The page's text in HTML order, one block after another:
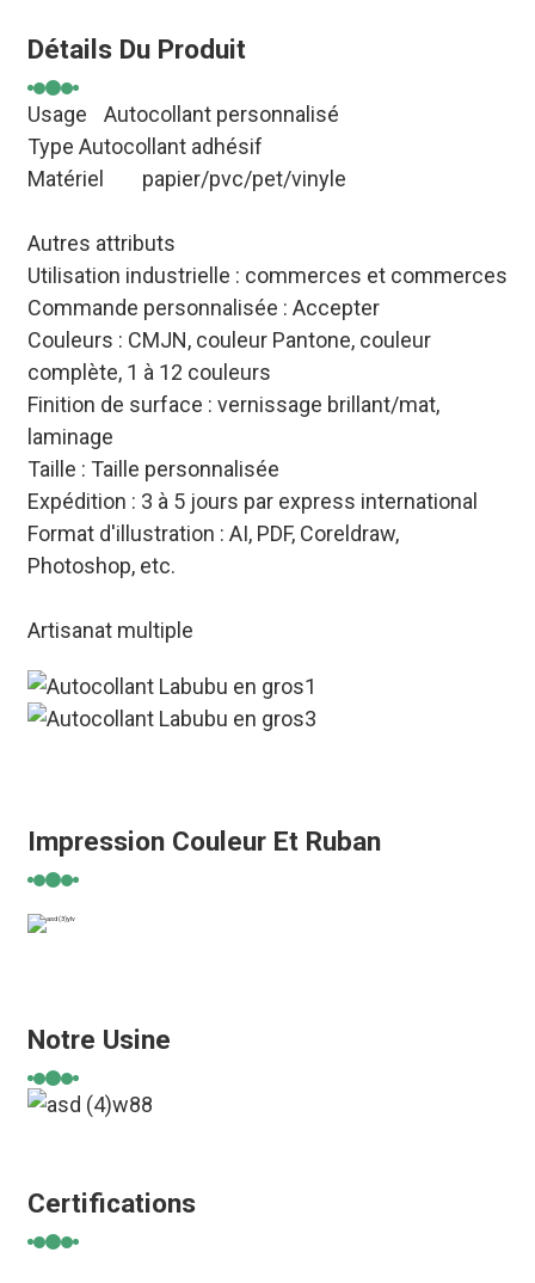
Détails Du Produit
Usage
Autocollant personnalisé
Type Autocollant adhésif
Matériel
papier/pvc/pet/vinyle
Autres attributs
Utilisation industrielle : commerces et commerces
Commande personnalisée : Accepter
Couleurs : CMJN, couleur Pantone, couleur
complète, 1 à 12 couleurs
Finition de surface : vernissage brillant/mat,
laminage
Taille : Taille personnalisée
Expédition : 3 à 5 jours par express international
Format d'illustration : AI, PDF, Coreldraw,
Photoshop, etc.
Artisanat multiple
Impression Couleur Et Ruban
Notre Usine
Certifications